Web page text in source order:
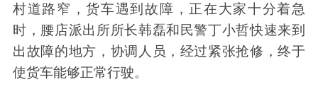
村道路窄，货车遇到故障，正在大家十分着急
时，腰店派出所所长韩磊和民警丁小哲快速来到
出故障的地方，协调人员，经过紧张抢修，终于
使货车能够正常行驶。